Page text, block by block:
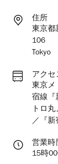
住所
東京都
106
Tokyo
アクセ
東京メ
宿線『
トロ
／『新
営業時
15時